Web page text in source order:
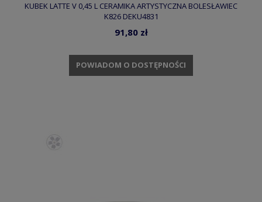
KUBEK LATTE V 0,45 L CERAMIKA ARTYSTYCZNA BOLESŁAWIEC
K826 DEKU4831
91,80 zł
POWIADOM O DOSTĘPNOŚCI